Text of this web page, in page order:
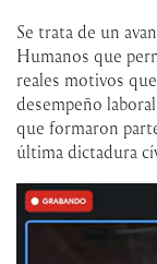
Se trata de un
Humanos que
reales motivos
desempeño
que formaron
última dictadura